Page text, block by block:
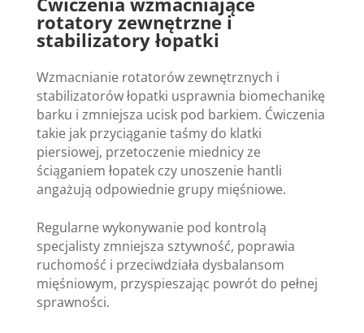
rotatory zewnętrzne i
stabilizatory łopatki
Wzmacnianie rotatorów zewnętrznych i
stabilizatorów łopatki usprawnia biomechanikę
barku i zmniejsza ucisk pod barkiem. Ćwiczenia
takie jak przyciąganie taśmy do klatki
piersiowej, przetoczenie miednicy ze
ściąganiem łopatek czy unoszenie hantli
angażują odpowiednie grupy mięśniowe.
Regularne wykonywanie pod kontrolą
specjalisty zmniejsza sztywność, poprawia
ruchomość i przeciwdziała dysbalansom
mięśniowym, przyspieszając powrót do pełnej
sprawności.